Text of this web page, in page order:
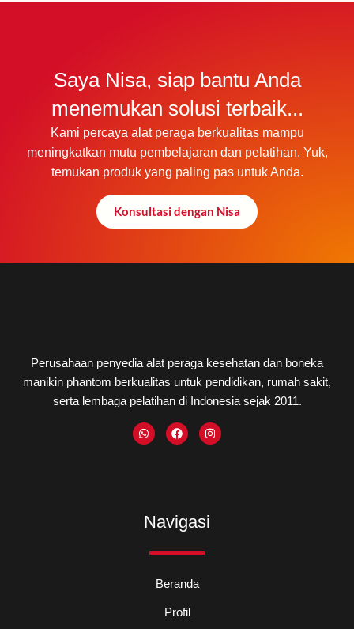
Saya Nisa, siap bantu Anda
menemukan solusi terbaik...
Kami percaya alat peraga berkualitas mampu
meningkatkan mutu pembelajaran dan pelatihan. Yuk,
temukan produk yang paling pas untuk Anda.
Konsultasi dengan Nisa
Perusahaan penyedia alat peraga kesehatan dan boneka
manikin phantom berkualitas untuk pendidikan, rumah sakit,
serta lembaga pelatihan di Indonesia sejak 2011.
W
h
F
a
I
n
m
Navigasi
Beranda
Profil